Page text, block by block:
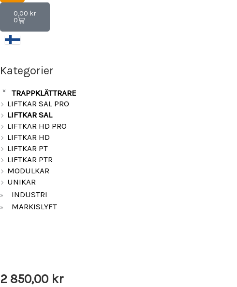
0,00 kr
0
Varukorg
Kategorier
»
TRAPPKLÄTTRARE
LIFTKAR SAL PRO
LIFTKAR SAL
LIFTKAR HD PRO
LIFTKAR HD
LIFTKAR PT
LIFTKAR PTR
MODULKAR
UNIKAR
» INDUSTRI
» MARKISLYFT
2 850,00 kr